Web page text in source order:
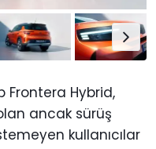
Frontera Hybrid,
ancak sürüş
kullanıcılar